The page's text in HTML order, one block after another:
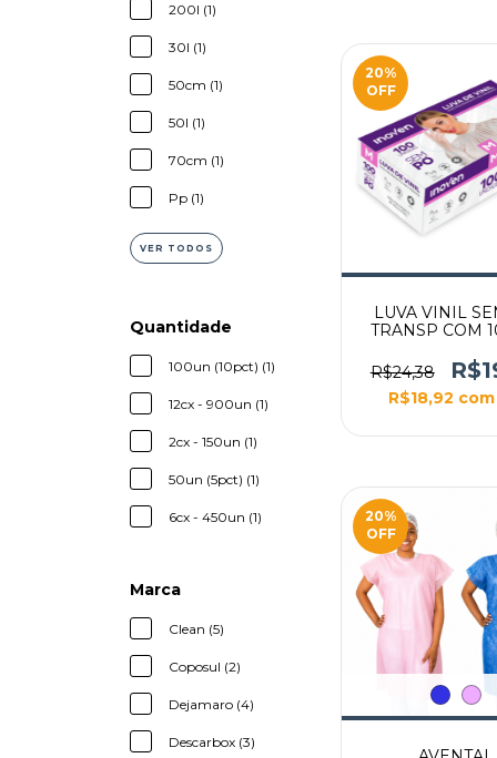
200l (1)
30l (1)
50cm (1)
50l (1)
70cm (1)
Pp (1)
VER TODOS
Quantidade
100un (10pct) (1)
12cx - 900un (1)
2cx - 150un (1)
50un (5pct) (1)
6cx - 450un (1)
Marca
Clean (5)
Coposul (2)
Dejamaro (4)
Descarbox (3)
20%
OFF
LUVA VINIL
TRANSP COM
R$24,38
R$18,92 com
20%
OFF